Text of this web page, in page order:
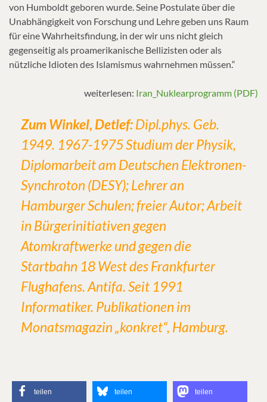
von Humboldt geboren wurde. Seine Postulate über die
Unabhängigkeit von Forschung und Lehre geben uns Raum
für eine Wahrheitsfindung, in der wir uns nicht gleich
gegenseitig als proamerikanische Bellizisten oder als
nützliche Idioten des Islamismus wahrnehmen müssen.“
weiterlesen: Iran_Nuklearprogramm (PDF)
Zum Winkel, Detlef:Dipl.phys. Geb.
1949. 1967-1975 Studium der Physik,
Diplomarbeit am Deutschen Elektronen-
Synchroton (DESY); Lehrer an
Hamburger Schulen; freier Autor; Arbeit
in Bürgerinitiativen gegen
Atomkraftwerke und gegen die
Startbahn 18 West des Frankfurter
Flughafens. Antifa. Seit 1991
Informatiker. Publikationen im
Monatsmagazin „konkret“, Hamburg.
teilen teilen teilen